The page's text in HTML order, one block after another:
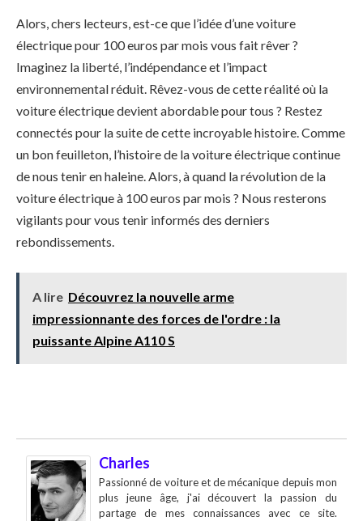
Alors, chers lecteurs, est-ce que l’idée d’une voiture
électrique pour 100 euros par mois vous fait rêver ?
Imaginez la liberté, l’indépendance et l’impact
environnemental réduit. Rêvez-vous de cette réalité où la
voiture électrique devient abordable pour tous ? Restez
connectés pour la suite de cette incroyable histoire. Comme
un bon feuilleton, l’histoire de la voiture électrique continue
de nous tenir en haleine. Alors, à quand la révolution de la
voiture électrique à 100 euros par mois ? Nous resterons
vigilants pour vous tenir informés des derniers
rebondissements.
A lire Découvrez la nouvelle arme
impressionnante des forces de l'ordre : la
puissante Alpine A110 S
Charles
Passionné de voiture et de mécanique depuis mon
plus jeune âge, j'ai découvert la passion du
partage de mes connaissances avec ce site.